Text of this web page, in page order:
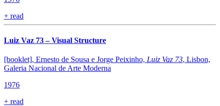
+ read
Luiz Vaz 73 – Visual Structure
[booklet], Ernesto de Sousa e Jorge Peixinho, Luiz Vaz 73, Lisbon,
Galeria Nacional de Arte Moderna
1976
+ read